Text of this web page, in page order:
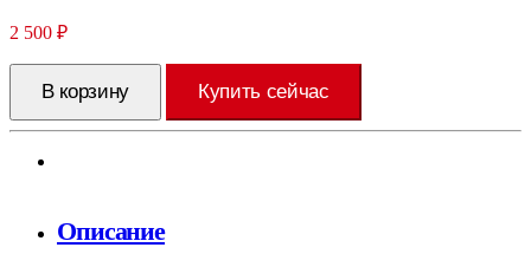
2 500 ₽
В корзину Купить сейчас
Описание